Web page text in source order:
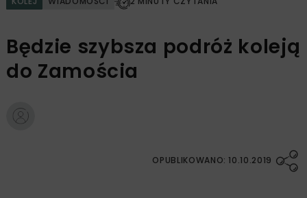
Będzie szybsza podróż koleją
do Zamościa
OPUBLIKOWANO: 10.10.2019